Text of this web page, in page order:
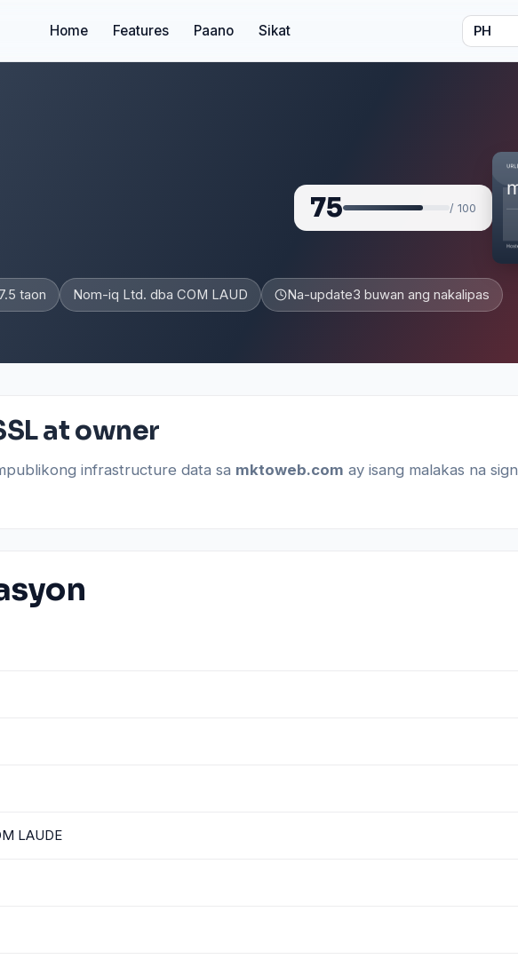
Home Features Paano Sikat
75 / 100
taon Nom-iq Ltd. dba COM LAUD Na-update3 buwan ang nakalipas
at owner
infrastructure data sa mktoweb.com ay isang malakas na
LAUDE